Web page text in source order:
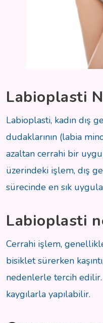
Labioplasti
Labioplasti, kadın dış
dudaklarının (labia
azaltan cerrahi bir
üzerindeki işlem, dış
sürecinde en sık
Labioplasti
Cerrahi işlem,
bisiklet sürerken
nedenlerle tercih
kaygılarla yapılabilir.